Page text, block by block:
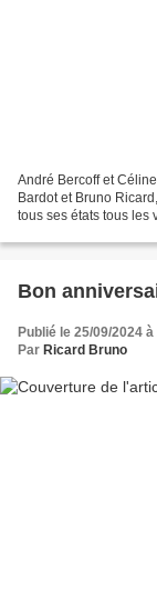
André Bercoff et
Bardot et Bruno
tous ses états tous les
Bon
Publié le 25/09/2024
Par Ricard Bruno